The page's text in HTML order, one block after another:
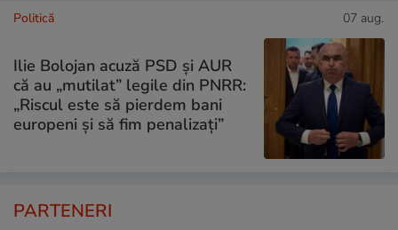
Politică 07 aug.
Ilie Bolojan acuză PSD și AUR
că au „mutilat” legile din PNRR:
„Riscul este să pierdem bani
europeni și să fim penalizați”
PARTENERI